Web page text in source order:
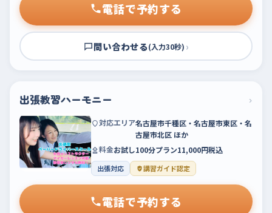
電話で予約する
問い合わせる(入力30秒) ›
出張教習ハーモニー ›
対応エリア名古屋市千種区・名古屋市東区・名
古屋市北区 ほか
料金お試し100分プラン11,000円税込
出張対応 講習ガイド認定
電話で予約する